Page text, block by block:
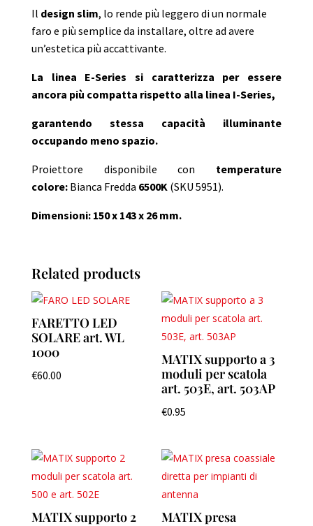
Il design slim, lo rende più leggero di un normale
faro e più semplice da installare, oltre ad avere
un’estetica più accattivante.
La linea E-Series si caratterizza per essere
ancora più compatta rispetto alla linea I-Series,
garantendo stessa capacità illuminante
occupando meno spazio.
Proiettore disponibile con temperature
colore: Bianca Fredda 6500K (SKU 5951).
Dimensioni: 150 x 143 x 26 mm.
Related products
FARETTO LED
SOLARE art. WL
1000
€60.00
MATIX supporto a 3
moduli per scatola
art. 503E, art. 503AP
€0.95
MATIX supporto 2
MATIX presa